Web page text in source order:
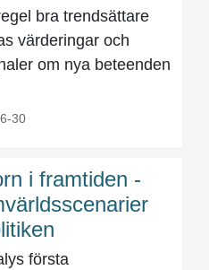
bra trendsättare
värderingar och
om nya beteenden
30
i framtiden -
första